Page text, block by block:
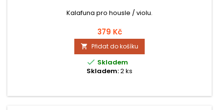
Kalafuna pro housle / violu.
379 Kč
 Přidat do košíku
 Skladem
Skladem:2 ks